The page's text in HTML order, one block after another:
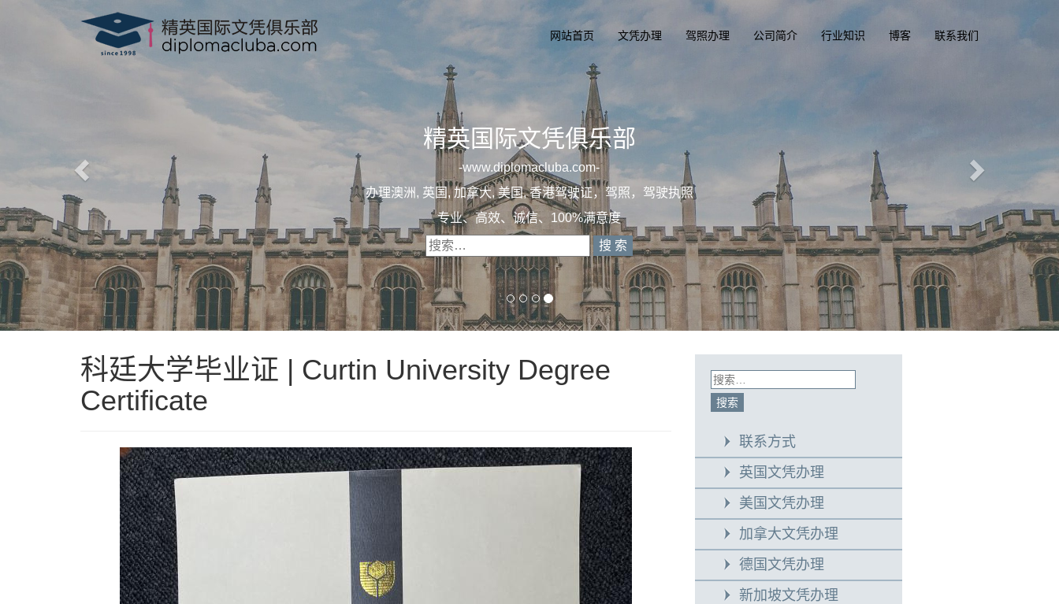
网站首页 文凭办理 驾照办理 公司简介 行业知识 博客 联系我们
精英国际文凭俱乐部
一diplomacluba.com一
办理澳洲, 英国, 加拿大, 美国, 香港驾驶证，驾照，驾驶执照
专业定制澳洲、英国、加拿大、美国驾照
科廷大学毕业证 | Curtin University Degree
Certificate
联系方式
英国文凭办理
美国文凭办理
加拿大文凭办理
德国文凭办理
新加坡文凭办理